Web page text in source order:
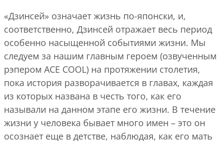
«Дзинсей» означает жизнь по-японски, и,
соответственно, Дзинсей отражает весь период
особенно насыщенной событиями жизни. Мы
следуем за нашим главным героем (озвученным
рэпером ACE COOL) на протяжении столетия,
пока история разворачивается в главах, каждая
из которых названа в честь того, как его
называли на данном этапе его жизни. В течение
жизни у человека бывает много имен – это он
осознает еще в детстве, наблюдая, как его мать